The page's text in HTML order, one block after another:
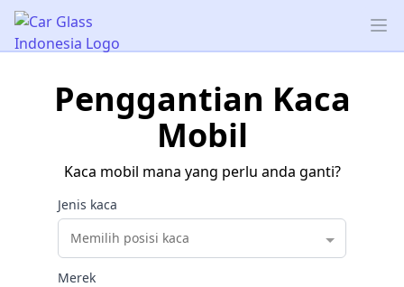
Car Glass Indonesia
Penggantian Kaca
Mobil
Kaca mobil mana yang perlu anda ganti?
Jenis kaca
Memilih posisi kaca
Merek